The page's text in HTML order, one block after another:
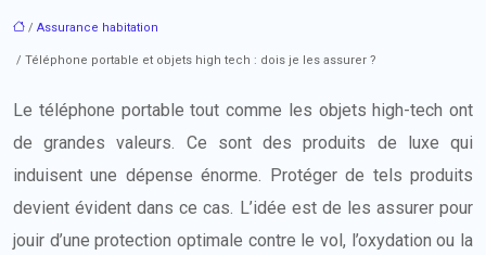
/ Assurance habitation
/ Téléphone portable et objets high tech : dois je les assurer ?
Le téléphone portable tout comme les objets high-tech ont
de grandes valeurs. Ce sont des produits de luxe qui
induisent une dépense énorme. Protéger de tels produits
devient évident dans ce cas. L’idée est de les assurer pour
jouir d’une protection optimale contre le vol, l’oxydation ou la